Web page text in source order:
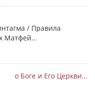
/ Правила
Матфей...
о Боге и Его Церкви...